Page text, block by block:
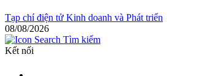
Tạp chí điện tử Kinh doanh và Phát triển
08/08/2026
Tìm kiếm
Kết nối